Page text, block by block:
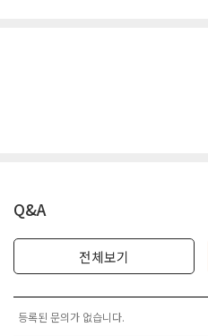
Q&A
전체보기
등록된 문의가 없습니다.